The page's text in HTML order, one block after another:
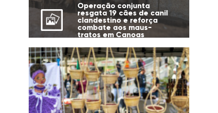
Operação conjunta
resgata 19 cães de canil
clandestino e reforça
combate aos maus-
tratos em Canoas